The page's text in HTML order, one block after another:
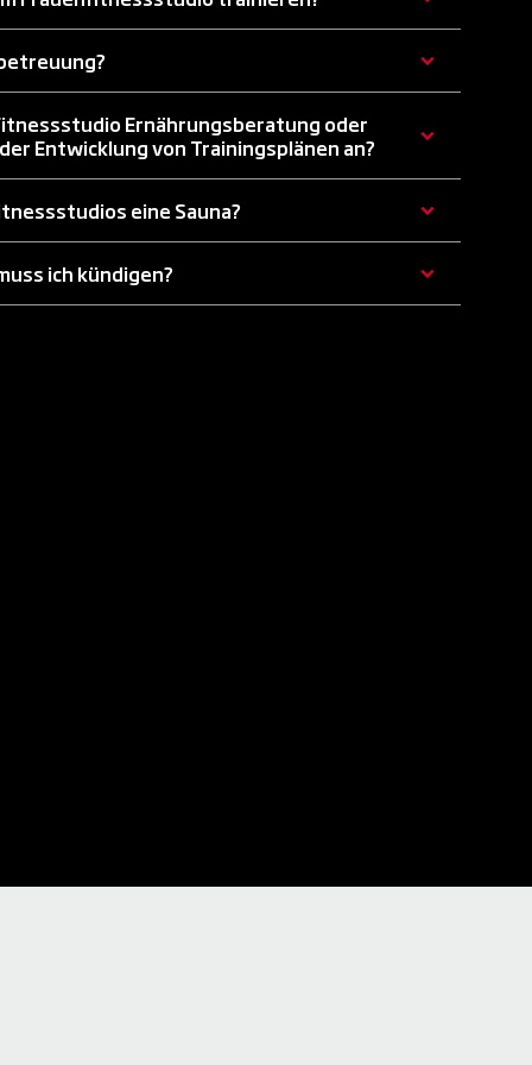
Ernährungsberatung oder
Entwicklung von Trainingsplänen an?
eine Sauna?
ich kündigen?